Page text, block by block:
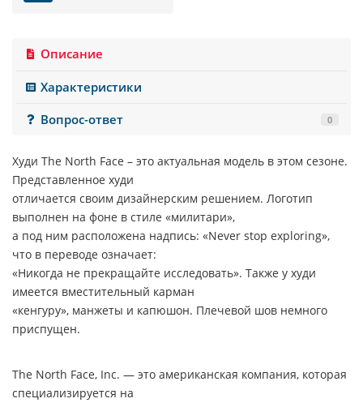
Описание
Характеристики
Вопрос-ответ
0
Худи The North Face – это актуальная модель в этом сезоне.
Представленное худи
отличается своим дизайнерским решением. Логотип
выполнен на фоне в стиле «милитари»,
а под ним расположена надпись: «Never stop exploring»,
что в переводе означает:
«Никогда не прекращайте исследовать». Также у худи
имеется вместительный карман
«кенгуру», манжеты и капюшон. Плечевой шов немного
приспущен.
The North Face, Inc. — это американская компания, которая
специализируется на